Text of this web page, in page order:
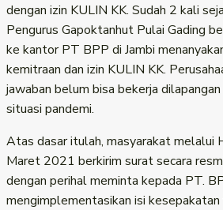
dengan izin KULIN KK. Sudah 2 kali
Pengurus Gapoktanhut Pulai Gading
ke kantor PT BPP di Jambi
kemitraan dan izin KULIN KK.
jawaban belum bisa bekerja
situasi pandemi.
Atas dasar itulah, masyarakat melalui
Maret 2021 berkirim surat secara
dengan perihal meminta kepada PT.
mengimplementasikan isi